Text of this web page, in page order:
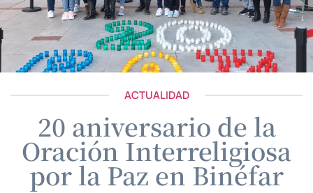
ACTUALIDAD
20 aniversario de la
Oración Interreligiosa
por la Paz en Binéfar